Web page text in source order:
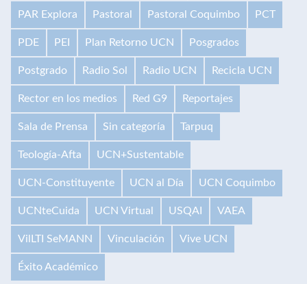
PAR Explora Pastoral Pastoral Coquimbo PCT
PDE PEI Plan Retorno UCN Posgrados
Postgrado Radio Sol Radio UCN Recicla UCN
Rector en los medios Red G9 Reportajes
Sala de Prensa Sin categoría Tarpuq
Teología-Afta UCN+Sustentable
UCN-Constituyente UCN al Día UCN Coquimbo
UCNteCuida UCN Virtual USQAI VAEA
VilLTI SeMANN Vinculación Vive UCN
Éxito Académico